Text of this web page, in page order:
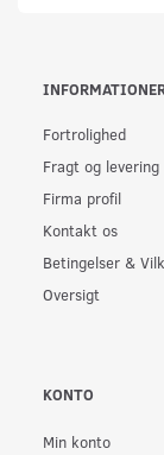
Fortrolighed
Fragt og levering
Firma profil
Kontakt os
Betingelser &
Oversigt
KONTO
Min konto